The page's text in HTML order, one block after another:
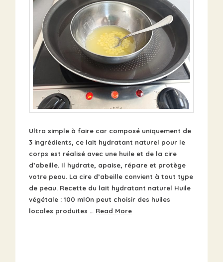
Ultra simple à faire car composé uniquement de
3 ingrédients, ce lait hydratant naturel pour le
corps est réalisé avec une huile et de la cire
d’abeille. Il hydrate, apaise, répare et protège
votre peau. La cire d’abeille convient à tout type
de peau. Recette du lait hydratant naturel Huile
végétale : 100 mlOn peut choisir des huiles
locales produites … Read More